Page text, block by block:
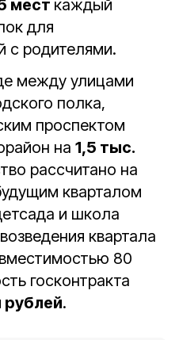
мест каждый
для
с родителями.
между улицами
полка,
проспектом
на 1,5 тыс.
рассчитано на
кварталом
и школа
квартала
80
госконтракта
рублей.